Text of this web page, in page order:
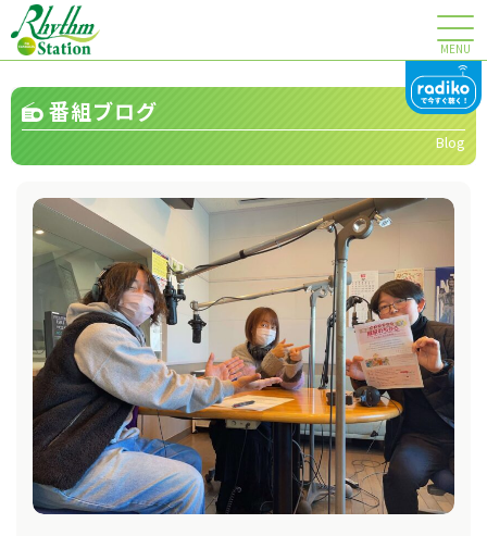
MENU
番組ブログ
Blog